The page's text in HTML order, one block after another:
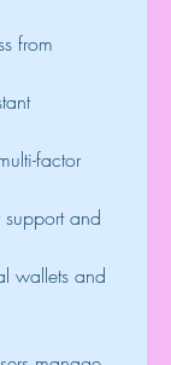
from
factor
support and
wallets and